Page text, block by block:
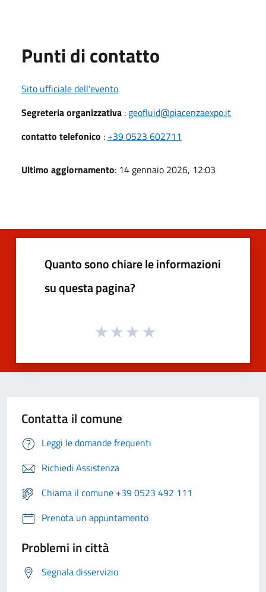
Punti di contatto
Sito ufficiale dell'evento
Segreteria organizzativa : geofluid@piacenzaexpo.it
contatto telefonico : +39 0523 602711
Ultimo aggiornamento: 14 gennaio 2026, 12:03
Quanto sono chiare le informazioni
su questa pagina?
Contatta il comune
Leggi le domande frequenti
Richiedi Assistenza
Chiama il comune +39 0523 492 111
Prenota un appuntamento
Problemi in città
Segnala disservizio